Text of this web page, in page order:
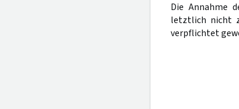
Die Annahme
letztlich nicht
verpflichtet